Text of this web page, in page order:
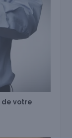
de votre